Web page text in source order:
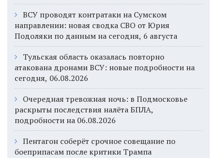
ВСУ проводят контратаки на Сумском
направлении: новая сводка СВО от Юрия
Подоляки по данным на сегодня, 6 августа
Тульская область оказалась повторно
атакована дронами ВСУ: новые подробности на
сегодня, 06.08.2026
Очередная тревожная ночь: в Подмосковье
раскрыты последствия налёта БПЛА,
подробности на 06.08.2026
Пентагон соберёт срочное совещание по
боеприпасам после критики Трампа